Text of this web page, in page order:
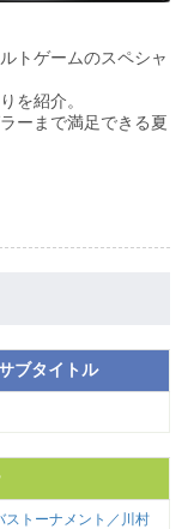
トゲームのスペシャ
を紹介。
ーまで満足できる夏
ブタイトル
ストーナメント／川村